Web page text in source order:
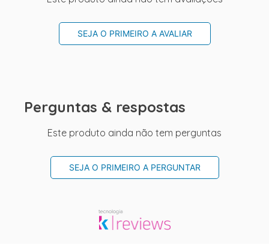
SEJA O PRIMEIRO A AVALIAR
Perguntas & respostas
Este produto ainda não tem perguntas
SEJA O PRIMEIRO A PERGUNTAR